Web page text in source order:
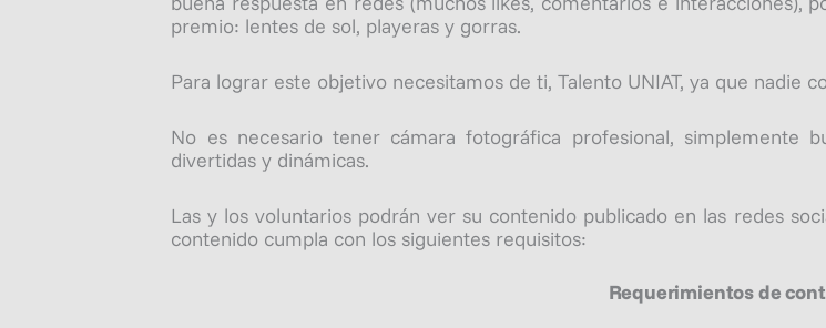
premio: lentes de sol, playeras y gorras.
Para lograr este objetivo necesitamos de ti, Talento UNIAT, ya que nadie
No es necesario tener cámara fotográfica profesional, simplemente
divertidas y dinámicas.
Las y los voluntarios podrán ver su contenido publicado en las redes
contenido cumpla con los siguientes requisitos:
Requerimientos de